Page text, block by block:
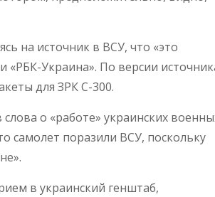
на источник в ВСУ, что «это
«РБК-Украина». По версии
для ЗРК С-300.
о «работе» украинских
самолет поразили ВСУ, поскольку
в украинский генштаб,